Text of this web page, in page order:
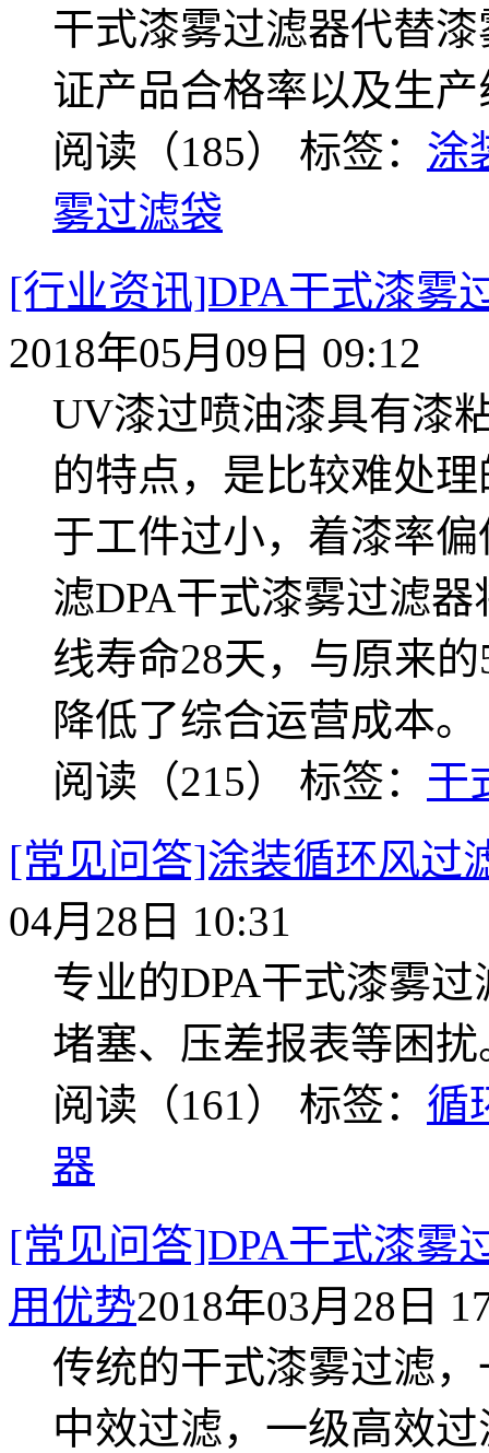
干式漆雾过滤器代替
证产品合格率以及生
阅读（185） 标签： 涂
雾过滤袋
[行业资讯]DPA干式漆雾
2018年05月09日 09:12
UV漆过喷油漆具有漆
的特点，是比较难处
于工件过小，着漆率
滤DPA干式漆雾过滤
线寿命28天，与原来
降低了综合运营成本。
阅读（215） 标签： 干
[常见问答]涂装循环风过
04月28日 10:31
专业的DPA干式漆雾
堵塞、压差报表等困扰
阅读（161） 标签： 循
器
[常见问答]DPA干式漆雾
用优势2018年03月28日
传统的干式漆雾过滤
中效过滤，一级高效